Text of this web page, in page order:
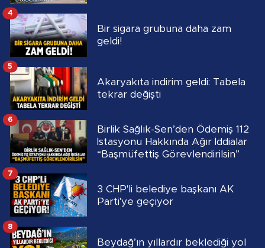
Bir sigara grubuna daha zam
geldi!
4
Akaryakıta indirim geldi: Tabela
tekrar değişti
5
Birlik Sağlık-Sen’den Ödemiş 112
İstasyonu Hakkında Ağır İddialar
“Başmüfettiş Görevlendirilsin”
6
3 CHP'li belediye başkanı AK
Parti'ye geçiyor
7
Beydağ’ın yıllardır beklediği yol
8